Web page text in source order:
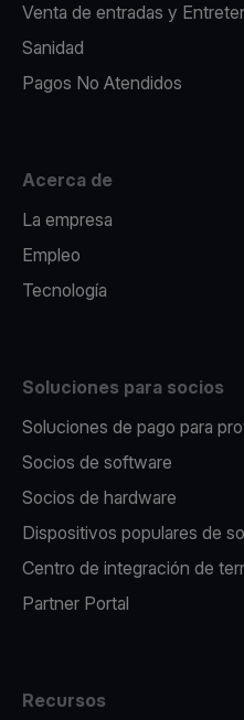
Venta de entradas y
Sanidad
Pagos No Atendidos
Acerca de
La empresa
Empleo
Tecnología
Soluciones para socios
Soluciones de pago para
Socios de software
Socios de hardware
Dispositivos populares de
Centro de integración de
Partner Portal
Recursos